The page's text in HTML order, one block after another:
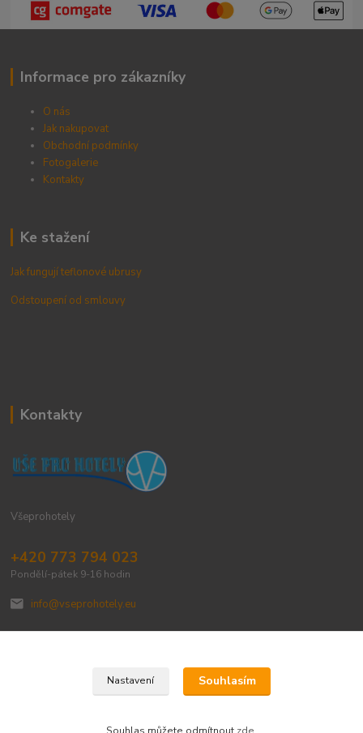
Informace pro zákazníky
O nás
Jak nakupovat
Obchodní podmínky
Fotogalerie
Kontakty
Ke stažení
Jak fungují teflonové ubrusy
Odstoupení od smlouvy
Kontakty
Všeprohotely
+420 773 794 023
Pondělí-pátek 9-16 hodin
info@vseprohotely.eu
Upravit sběr cookies.
Nastavení Souhlasím